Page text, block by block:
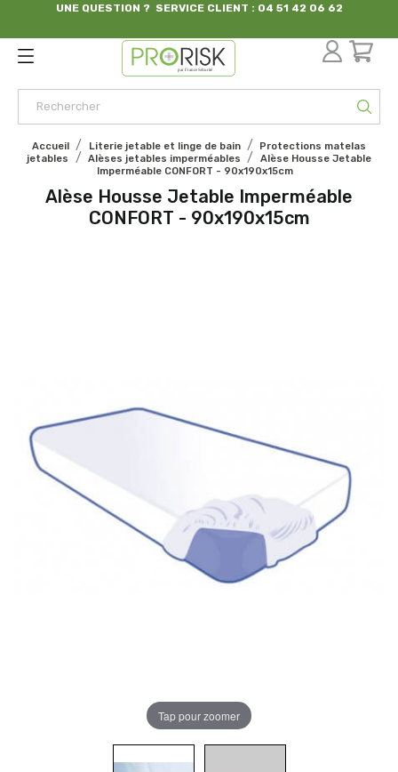
UNE QUESTION ? SERVICE CLIENT : 04 51 42 06 62
par France Sécurité
Accueil Literie jetable et linge de bain
Protections matelas
jetables
Alèses jetables imperméables
Alèse Housse Jetable
Imperméable CONFORT - 90x190x15cm
Alèse Housse Jetable Imperméable
CONFORT - 90x190x15cm
Tap pour zoomer